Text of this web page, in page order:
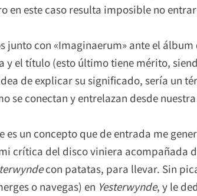
en este caso resulta imposible no
junto con «Imaginaerum» ante el álbum
y el título (esto último tiene mérito,
de explicar su significado, sería un
se conectan y entrelazan desde
es un concepto que de entrada me
crítica del disco viniera acompañada
con patatas, para llevar. Sin
o navegas) en Yesterwynde, y le